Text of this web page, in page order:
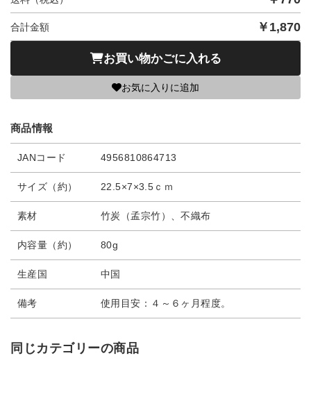
合計金額 ￥ 1,870
お買い物かごに入れる
お気に入りに追加
商品情報
JANコード 4956810864713
サイズ（約） 22.5×7×3.5ｃｍ
素材 竹炭（孟宗竹）、不織布
内容量（約） 80g
生産国 中国
備考 使用目安：４～６ヶ月程度。
同じカテゴリーの商品